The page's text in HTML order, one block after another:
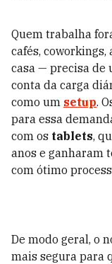
Quem trabalha
cafés,
casa — precisa de
conta da carga
como um setup.
para essa
com os tablets,
anos e ganharam
com ótimo
De modo geral, o
mais segura para